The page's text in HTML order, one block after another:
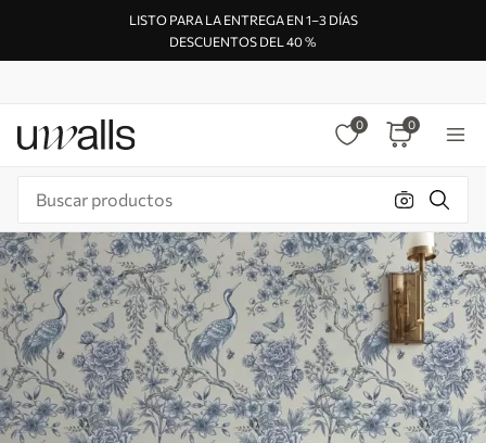
LISTO PARA LA ENTREGA EN 1–3 DÍAS
DESCUENTOS DEL 40 %
0 0